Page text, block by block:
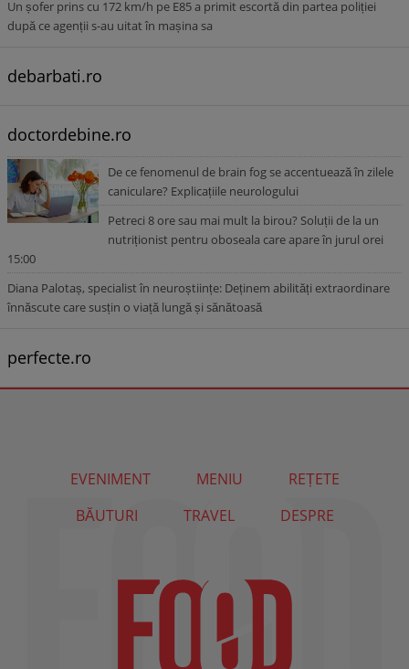
Un șofer prins cu 172 km/h pe E85 a primit escortă din partea poliției
după ce agenții s-au uitat în mașina sa
debarbati.ro
doctordebine.ro
De ce fenomenul de brain fog se accentuează în zilele
caniculare? Explicațiile neurologului
Petreci 8 ore sau mai mult la birou? Soluții de la un
nutriționist pentru oboseala care apare în jurul orei
15:00
Diana Palotaș, specialist în neuroștiințe: Deținem abilități extraordinare
înnăscute care susțin o viață lungă și sănătoasă
perfecte.ro
EVENIMENT MENIU
REȚETE
BĂUTURI
TRAVEL DESPRE